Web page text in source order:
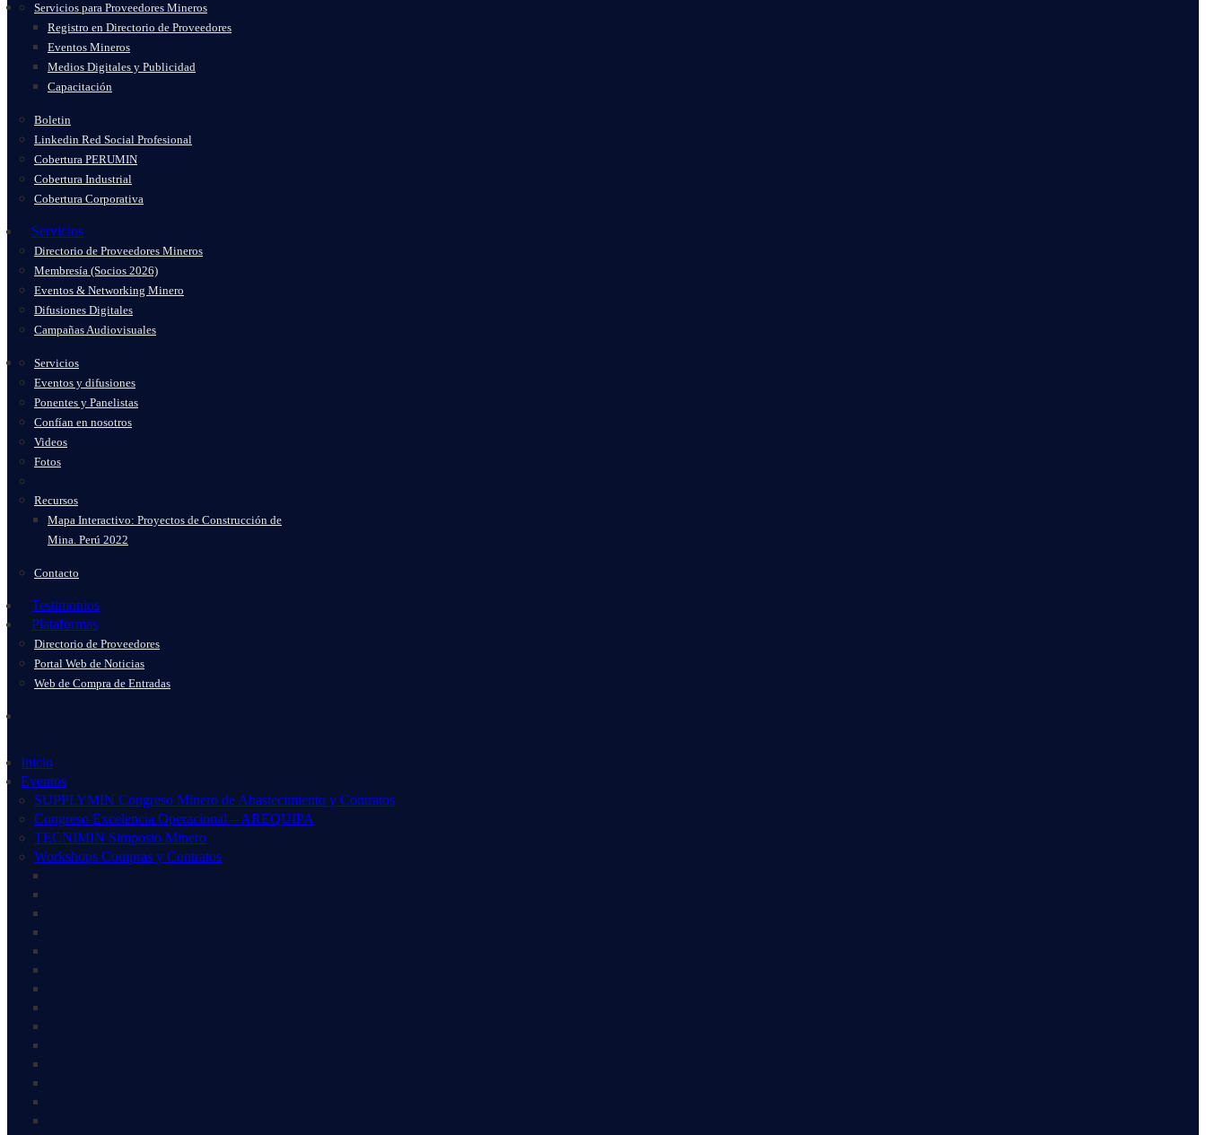
Servicios para Proveedores Mineros
Registro en Directorio de Proveedores
Eventos Mineros
Medios Digitales y Publicidad
Capacitación
Boletin
Linkedin Red Social Profesional
Cobertura PERUMIN
Cobertura Industrial
Cobertura Corporativa
Servicios
Directorio de Proveedores Mineros
Membresía (Socios 2026)
Eventos & Networking Minero
Difusiones Digitales
Campañas Audiovisuales
Servicios
Eventos y difusiones
Ponentes y Panelistas
Confían en nosotros
Videos
Fotos
Recursos
Mapa Interactivo: Proyectos de Construcción de
Mina. Perú 2022
Contacto
Testimonios
Plataformas
Directorio de Proveedores
Portal Web de Noticias
Web de Compra de Entradas
Inicio
Eventos
SUPPLYMIN Congreso Minero de Abastecimiento y Contratos
Congreso Excelencia Operacional – AREQUIPA
TECNIMIN Simposio Minero
Workshops Compras y Contratos